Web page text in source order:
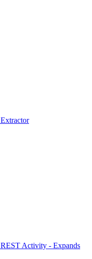
Extractor
REST Activity - Expands